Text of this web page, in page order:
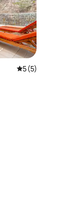
Calificación
5 (5)